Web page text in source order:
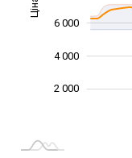
Ціна
2 000
4 000
6 000